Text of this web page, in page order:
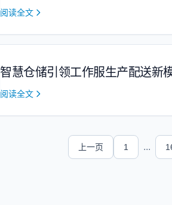
阅读全文
智慧仓储引领工作服生产配送新
阅读全文
上一页 1 ...